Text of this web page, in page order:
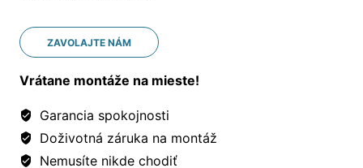
ZAVOLAJTE NÁM
Vrátane montáže na mieste!
Garancia spokojnosti
Doživotná záruka na montáž
Nemusíte nikde chodiť